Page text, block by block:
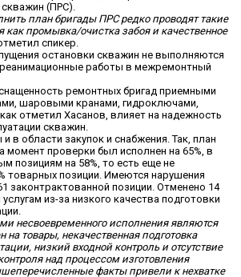
(ПРС).
план бригады ПРС редко проводят такие
как промывка/очистка забоя и качественное
спикер.
остановки скважин не выполняются
работы в межремонтный
ремонтных бригад приемными
шаровыми кранами, гидроключами,
отметил Хасанов, влияет на надежность
скважин.
в области закупок и снабжения. Так, план
момент проверки был исполнен на 65%, в
позициям на 58%, то есть еще не
товарных позиции. Имеются нарушения
законтрактованной позиции. Отменено 14
из-за низкого качества подготовки
несвоевременного исполнения являются
на товары, некачественная подготовка
низкий входной контроль и отсутствие
над процессом изготовления
факты привели к нехватке